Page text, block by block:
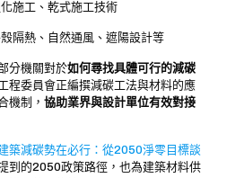
化施工、乾式施工技術
殼隔熱、自然通風、遮陽設計等
分機關對於如何尋找具體可行的減碳
程委員會正編撰減碳工法與材料的應
機制， 協助業界與設計單位有效對接
築減碳勢在必行：從2050淨零目標談
到的2050政策路徑，也為建築材料供